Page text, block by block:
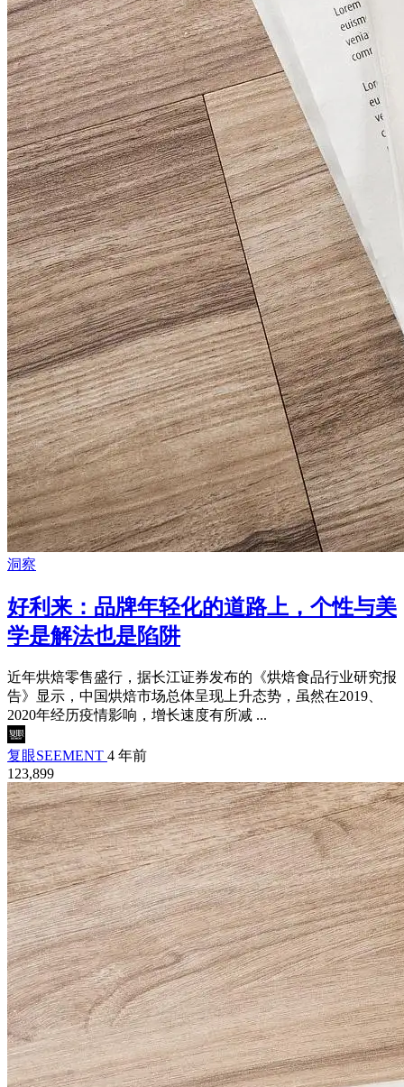
洞察
好利来：品牌年轻化的道路上，个性与美
学是解法也是陷阱
近年烘焙零售盛行，据长江证券发布的《烘焙食品行业研究报
告》显示，中国烘焙市场总体呈现上升态势，虽然在2019、
2020年经历疫情影响，增长速度有所减 ...
复眼SEEMENT 4 年前
123,899